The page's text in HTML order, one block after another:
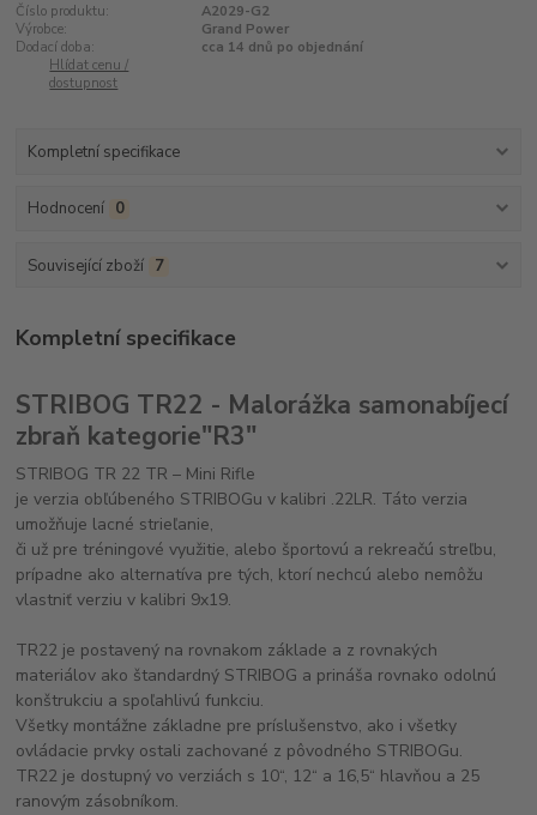
Číslo produktu:
A2029-G2
Výrobce:
Grand Power
Dodací doba:
cca 14 dnů po objednání
Hlídat cenu /
dostupnost
Kompletní specifikace
Hodnocení 0
Související zboží 7
Kompletní specifikace
STRIBOG TR22 - Malorážka samonabíjecí
zbraň kategorie"R3"
STRIBOG TR 22 TR – Mini Rifle
je verzia obľúbeného STRIBOGu v kalibri .22LR. Táto verzia
umožňuje lacné strieľanie,
či už pre tréningové využitie, alebo športovú a rekreačú streľbu,
prípadne ako alternatíva pre tých, ktorí nechcú alebo nemôžu
vlastniť verziu v kalibri 9x19.
TR22 je postavený na rovnakom základe a z rovnakých
materiálov ako štandardný STRIBOG a prináša rovnako odolnú
konštrukciu a spoľahlivú funkciu.
Všetky montážne základne pre príslušenstvo, ako i všetky
ovládacie prvky ostali zachované z pôvodného STRIBOGu.
TR22 je dostupný vo verziách s 10“, 12“ a 16,5“ hlavňou a 25
ranovým zásobníkom.